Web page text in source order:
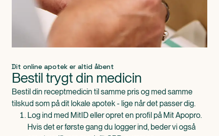
Dit online apotek er altid åbent
Bestil trygt din medicin
Bestil din receptmedicin til samme pris og med samme
tilskud som på dit lokale apotek - lige når det passer dig.
Log ind med MitID eller opret en profil på Mit Apopro.
Hvis det er første gang du logger ind, beder vi også